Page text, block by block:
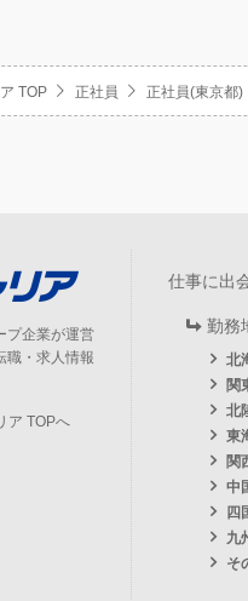
TOP 正社員 正社員(東京都)
プ企業が運営
職・求人情報
ア TOPへ
仕事に出
勤務
北
関
北
東
関
中
四
九
そ